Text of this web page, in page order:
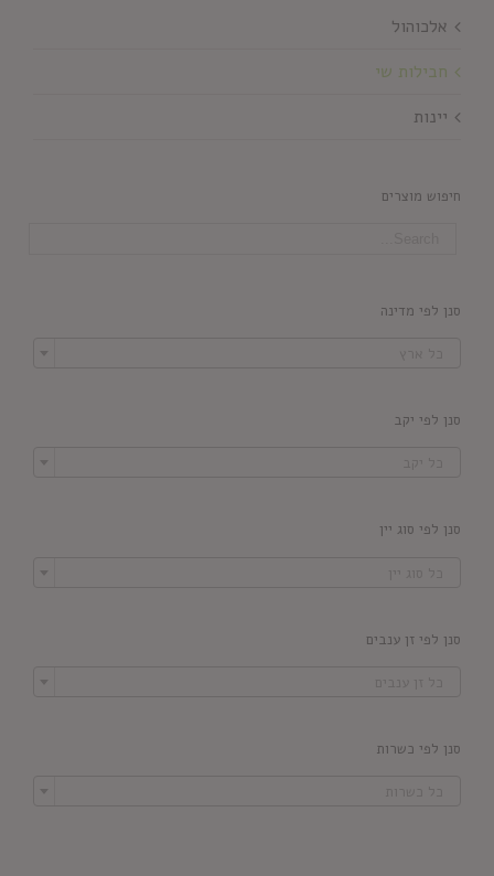
אלכוהול
חבילות שי
יינות
חיפוש מוצרים
סנן לפי מדינה
סנן לפי יקב
סנן לפי סוג יין
סנן לפי זן ענבים
סנן לפי כשרות